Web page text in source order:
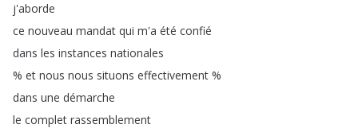
j'aborde
ce nouveau mandat qui m'a été confié
dans les instances nationales
% et nous nous situons effectivement %
dans une démarche
le complet rassemblement